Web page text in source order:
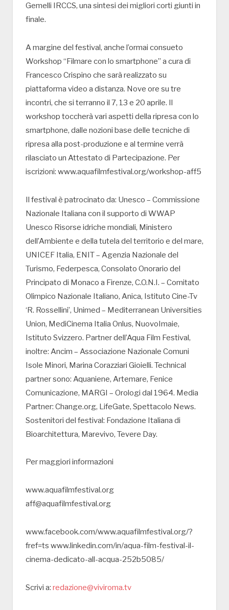
Gemelli IRCCS, una sintesi dei migliori corti giunti in
finale.
A margine del festival, anche l’ormai consueto
Workshop “Filmare con lo smartphone” a cura di
Francesco Crispino che sarà realizzato su
piattaforma video a distanza. Nove ore su tre
incontri, che si terranno il 7, 13 e 20 aprile. Il
workshop toccherà vari aspetti della ripresa con lo
smartphone, dalle nozioni base delle tecniche di
ripresa alla post-produzione e al termine verrà
rilasciato un Attestato di Partecipazione. Per
iscrizioni: www.aquafilmfestival.org/workshop-aff5
Il festival è patrocinato da: Unesco – Commissione
Nazionale Italiana con il supporto di WWAP
Unesco Risorse idriche mondiali, Ministero
dell’Ambiente e della tutela del territorio e del mare,
UNICEF Italia, ENIT – Agenzia Nazionale del
Turismo, Federpesca, Consolato Onorario del
Principato di Monaco a Firenze, C.O.N.I. – Comitato
Olimpico Nazionale Italiano, Anica, Istituto Cine-Tv
‘R. Rossellini’, Unimed – Mediterranean Universities
Union, MediCinema Italia Onlus, NuovoImaie,
Istituto Svizzero. Partner dell’Aqua Film Festival,
inoltre: Ancim – Associazione Nazionale Comuni
Isole Minori, Marina Corazziari Gioielli. Technical
partner sono: Aquaniene, Artemare, Fenice
Comunicazione, MARGI – Orologi dal 1964. Media
Partner: Change.org, LifeGate, Spettacolo News.
Sostenitori del festival: Fondazione Italiana di
Bioarchitettura, Marevivo, Tevere Day.
Per maggiori informazioni
www.aquafilmfestival.org
aff@aquafilmfestival.org
www.facebook.com/www.aquafilmfestival.org/?
fref=ts www.linkedin.com/in/aqua-film-festival-il-
cinema-dedicato-all-acqua-252b5085/
Scrivi a: redazione@viviroma.tv